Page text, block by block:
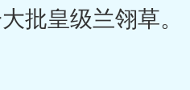
批皇级兰翎草。